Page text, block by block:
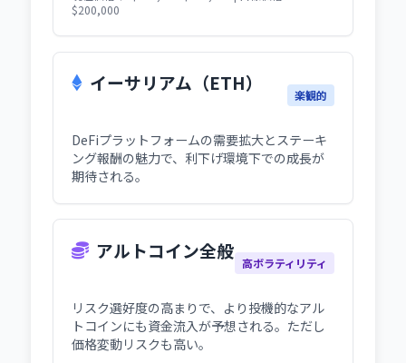
$200,000
イーサリアム（ETH）
楽観的
DeFiプラットフォームの需要拡大とステーキ
ング報酬の魅力で、利下げ環境下での成長が
期待される。
アルトコイン全般
高ボラティリティ
リスク選好度の高まりで、より投機的なアル
トコインにも資金流入が予想される。ただし
価格変動リスクも高い。